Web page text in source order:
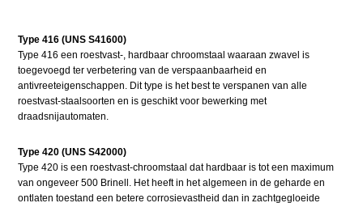
Type 416 (UNS S41600)
Type 416 een roestvast-, hardbaar chroomstaal waaraan zwavel is
toegevoegd ter verbetering van de verspaanbaarheid en
antivreeteigenschappen. Dit type is het best te verspanen van alle
roestvast-staalsoorten en is geschikt voor bewerking met
draadsnijautomaten.
Type 420 (UNS S42000)
Type 420 is een roestvast-chroomstaal dat hardbaar is tot een maximum
van ongeveer 500 Brinell. Het heeft in het algemeen in de geharde en
ontlaten toestand een betere corrosievastheid dan in zachtgegloeide